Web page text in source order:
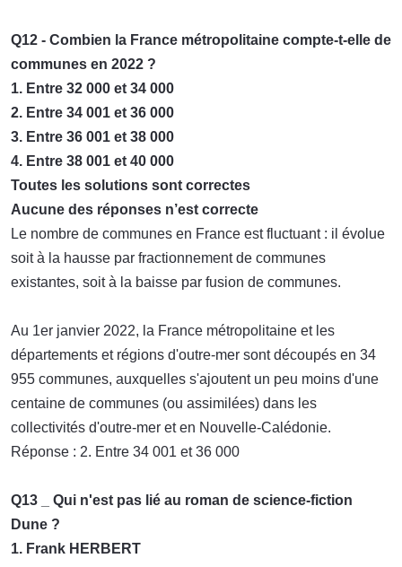
Q12 - Combien la France métropolitaine compte-t-elle de
communes en 2022 ?
1. Entre 32 000 et 34 000
2. Entre 34 001 et 36 000
3. Entre 36 001 et 38 000
4. Entre 38 001 et 40 000
Toutes les solutions sont correctes
Aucune des réponses n’est correcte
Le nombre de communes en France est fluctuant : il évolue
soit à la hausse par fractionnement de communes
existantes, soit à la baisse par fusion de communes.
Au 1er janvier 2022, la France métropolitaine et les
départements et régions d'outre-mer sont découpés en 34
955 communes, auxquelles s'ajoutent un peu moins d'une
centaine de communes (ou assimilées) dans les
collectivités d'outre-mer et en Nouvelle-Calédonie.
Réponse : 2. Entre 34 001 et 36 000
Q13 _ Qui n'est pas lié au roman de science-fiction
Dune ?
1. Frank HERBERT